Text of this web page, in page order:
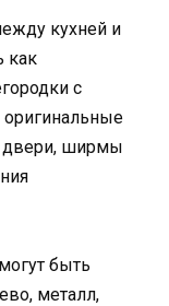
кухней и
как
с
двери, ширмы
быть
металл,